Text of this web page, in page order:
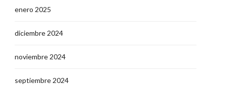
enero 2025
diciembre 2024
noviembre 2024
septiembre 2024